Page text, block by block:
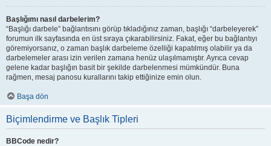
Başlığımı nasıl darbelerim?
“Başlığı darbele” bağlantısını görüp tıkladığınız zaman, başlığı “darbeleyerek”
forumun ilk sayfasında en üst sıraya çıkarabilirsiniz. Fakat, eğer bu bağlantıyı
göremiyorsanız, o zaman başlık darbeleme özelliği kapatılmış olabilir ya da
darbelemeler arası izin verilen zamana henüz ulaşılmamıştır. Ayrıca cevap
gelene kadar başlığın basit bir şekilde darbelenmesi mümkündür. Buna
rağmen, mesaj panosu kurallarını takip ettiğinize emin olun.
Başa dön
Biçimlendirme ve Başlık Tipleri
BBCode nedir?